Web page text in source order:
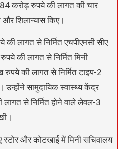
करोड़ रुपये की लागत की चार
शिलान्यास किए।
लागत से निर्मित एचपीएमसी सीए
की लागत से निर्मित मिनी
की लागत से निर्मित टाइप-2
उन्होंने सामुदायिक स्वास्थ्य केंद्र
से निर्मित होने वाले लेवल-3
स्टोर और कोटखाई में मिनी सचिवालय